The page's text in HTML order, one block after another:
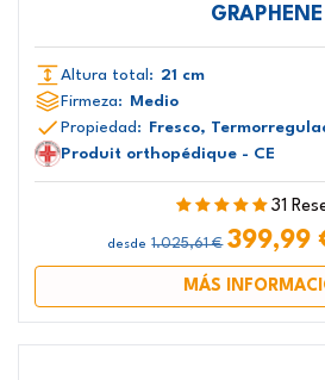
GRAPHENE
Altura total: 21 cm
Firmeza: Medio
Propiedad: Fresco,
Produit orthopédique - CE
31
desde 1.025,61 € 399,99
MÁS